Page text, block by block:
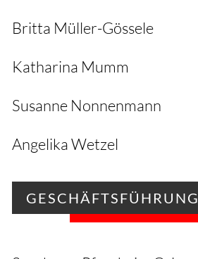
Britta Müller-Gössele
Katharina Mumm
Susanne Nonnenmann
Angelika Wetzel
GESCHÄFTSFÜHRUNG